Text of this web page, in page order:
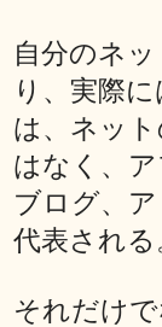
自分のネ
り、実際
は、ネッ
はなく、
ブログ、
代表される
それだけ